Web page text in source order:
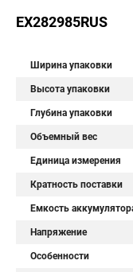
EX282985RUS
Ширина упаковки
Высота упаковки
Глубина упаковки
Объемный вес
Единица измерения
Кратность поставки
Емкость
Напряжение
Особенности